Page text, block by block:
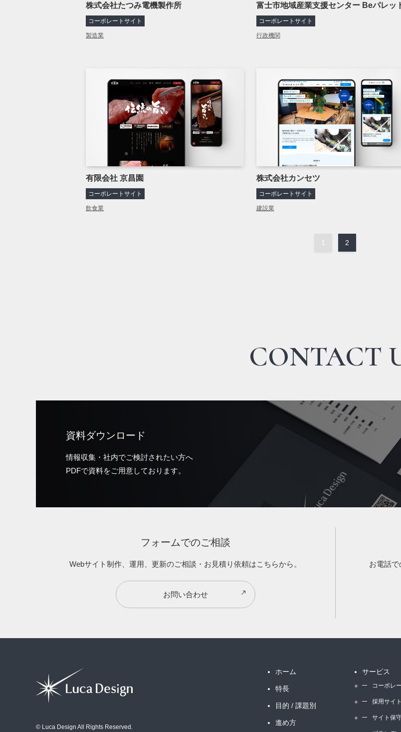
株式会社たつみ電機製作所
コーポレートサイト
製造業
コーポレートサイト
行政機関
有限会社 京昌園
コーポレートサイト
飲食業
株式会社カンセツ
コーポレートサイト
建設業
1 2
CONTACT
資料ダウンロード
情報収集・社内でご検討されたい方へ
PDFで資料をご用意しております。
フォームでのご相談
Webサイト制作、運用、更新のご相談・お見積り依頼はこちらから。
お問い合わせ
お電話で
ホーム
特長
目的 / 課題別
進め方
サービス
コーポレ
採用サイ
サイト保
© Luca Design All Rights Reserved.